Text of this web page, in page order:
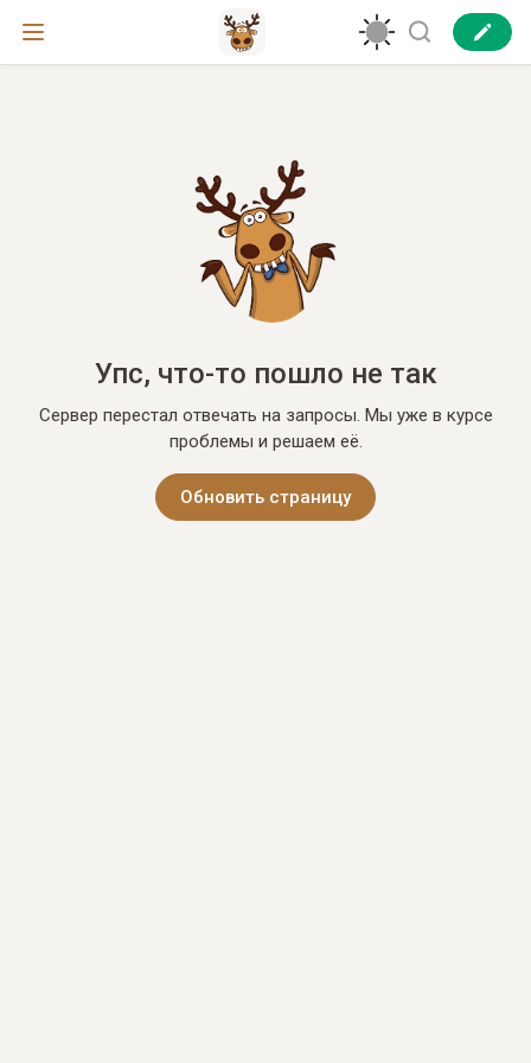
Упс, что-то пошло не так
Сервер перестал отвечать на запросы. Мы уже в курсе
проблемы и решаем её.
Обновить страницу